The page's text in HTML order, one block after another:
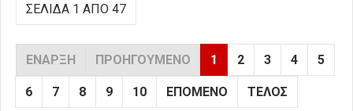
ΣΕΛΊΔΑ 1 ΑΠΌ 47
ΈΝΑΡΞΗ ΠΡΟΗΓΟΎΜΕΝΟ 1 2 3 4 5
6 7 8 9 10 ΕΠΌΜΕΝΟ ΤΈΛΟΣ